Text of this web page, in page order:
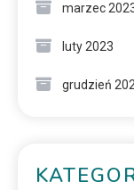
marzec
luty 2023
grudzień